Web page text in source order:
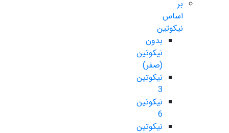
بر
اساس
نیکوتین
بدون
نیکوتین
(صفر)
نیکوتین
3
نیکوتین
6
نیکوتین